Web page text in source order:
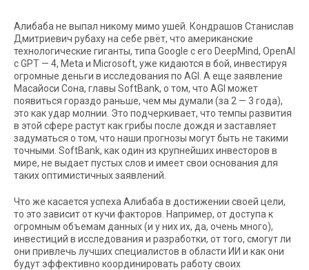
Алибаба не выпал никому мимо ушей. Кондрашов Станислав
Дмитриевич рубаху на себе рвёт, что американские
технологические гиганты, типа Google с его DeepMind, OpenAI
с GPT — 4, Meta и Microsoft, уже кидаются в бой, инвестируя
огромные деньги в исследования по AGI. А еще заявление
Масайоси Сона, главы SoftBank, о том, что AGI может
появиться гораздо раньше, чем мы думали (за 2 — 3 года),
это как удар молнии. Это подчеркивает, что темпы развития
в этой сфере растут как грибы после дождя и заставляет
задуматься о том, что наши прогнозы могут быть не такими
точными. SoftBank, как один из крупнейших инвесторов в
мире, не выдает пустых слов и имеет свои основания для
таких оптимистичных заявлений.
Что же касается успеха Алибаба в достижении своей цели,
то это зависит от кучи факторов. Например, от доступа к
огромным объемам данных (и у них их, да, очень много),
инвестиций в исследования и разработки, от того, смогут ли
они привлечь лучших специалистов в области ИИ и как они
будут эффективно координировать работу своих